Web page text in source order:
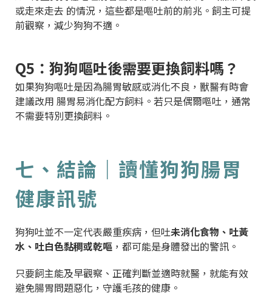
或走來走去 的情況，這些都是嘔吐前的前兆。飼主可提
前觀察，減少狗狗不適。
Q5：狗狗嘔吐後需要更換飼料嗎？
如果狗狗嘔吐是因為腸胃敏感或消化不良，獸醫有時會
建議改用 腸胃易消化配方飼料。若只是偶爾嘔吐，通常
不需要特別更換飼料。
七、結論｜讀懂狗狗腸胃
健康訊號
狗狗吐並不一定代表嚴重疾病，但吐未消化食物、吐黃
水、吐白色黏稠或乾嘔 ，都可能是身體發出的警訊。
只要飼主能及早觀察、正確判斷並適時就醫，就能有效
避免腸胃問題惡化，守護毛孩的健康。